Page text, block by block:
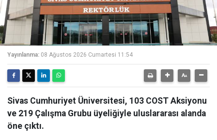
Yayınlanma: 08 Ağustos 2026 Cumartesi 11:54
Sivas Cumhuriyet Üniversitesi, 103 COST Aksiyonu
ve 219 Çalışma Grubu üyeliğiyle uluslararası alanda
öne çıktı.